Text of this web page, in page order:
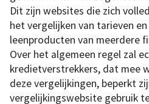
Dit zijn websites die zich
het vergelijken van tarieven
leenproducten van meerdere
Over het algemeen regel zal
kredietverstrekkers, dat mee
deze vergelijkingen, beperkt
vergelijkingswebsite gebruik